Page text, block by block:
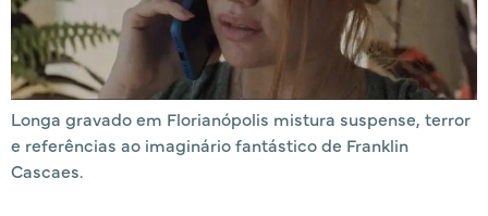
Longa gravado em Florianópolis mistura suspense, terror
e referências ao imaginário fantástico de Franklin
Cascaes.